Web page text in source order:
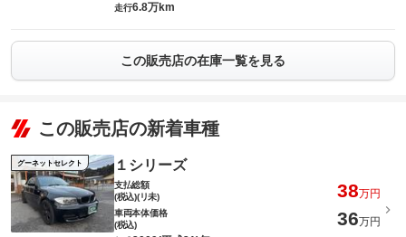
走行6.8万km
この販売店の在庫一覧を見る
この販売店の新着車種
グーネットセレクト １シリーズ
支払総額
(税込)(リ未)
38万円
車両本体価格
(税込)
36万円